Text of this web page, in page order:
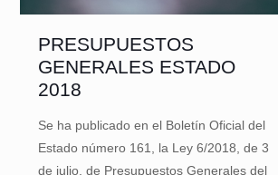
PRESUPUESTOS
GENERALES ESTADO
2018
Se ha publicado en el Boletín Oficial del
Estado número 161, la Ley 6/2018, de 3
de julio, de Presupuestos Generales del